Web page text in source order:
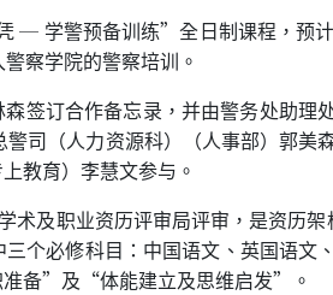
─ 学警预备训练”全日制课程，预
察学院的警察培训。
签订合作备忘录，并由警务处助理
司（人力资源科）（人事部）郭美
教育）李慧文参与。
及职业资历评审局评审，是资历架
个必修科目：中国语文、英国语文
准备”及“体能建立及思维启发”。